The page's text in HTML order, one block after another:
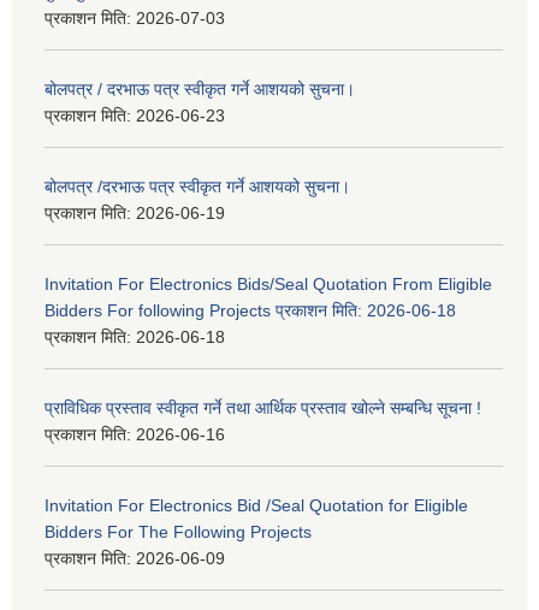
प्रकाशन मिति: 2026-07-03
बोलपत्र / दरभाऊ पत्र स्वीकृत गर्ने आशयको सुचना।
प्रकाशन मिति: 2026-06-23
बोलपत्र /दरभाऊ पत्र स्वीकृत गर्ने आशयको सुचना।
प्रकाशन मिति: 2026-06-19
Invitation For Electronics Bids/Seal Quotation From Eligible
Bidders For following Projects प्रकाशन मिति: 2026-06-18
प्रकाशन मिति: 2026-06-18
प्राविधिक प्रस्ताव स्वीकृत गर्ने तथा आर्थिक प्रस्ताव खोल्ने सम्बन्धि सूचना !
प्रकाशन मिति: 2026-06-16
Invitation For Electronics Bid /Seal Quotation for Eligible
Bidders For The Following Projects
प्रकाशन मिति: 2026-06-09